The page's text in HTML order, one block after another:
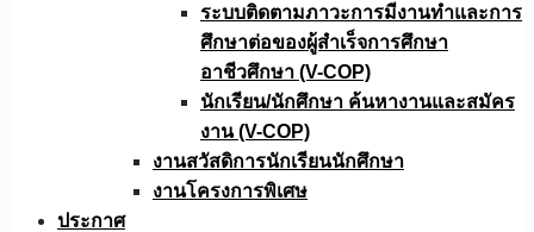
ระบบติดตามภาวะการมีงานทำและการ
ศึกษาต่อของผู้สำเร็จการศึกษา
อาชีวศึกษา (V-COP)
นักเรียน/นักศึกษา ค้นหางานและสมัคร
งาน (V-COP)
งานสวัสดิการนักเรียนนักศึกษา
งานโครงการพิเศษ
ประกาศ